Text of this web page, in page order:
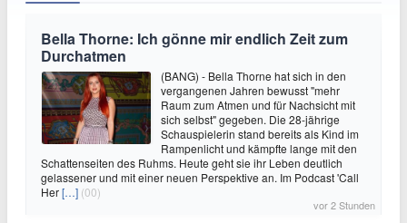
Bella Thorne: Ich gönne mir endlich Zeit zum
Durchatmen
(BANG) - Bella Thorne hat sich in den
vergangenen Jahren bewusst "mehr
Raum zum Atmen und für Nachsicht mit
sich selbst" gegeben. Die 28-jährige
Schauspielerin stand bereits als Kind im
Rampenlicht und kämpfte lange mit den
Schattenseiten des Ruhms. Heute geht sie ihr Leben deutlich
gelassener und mit einer neuen Perspektive an. Im Podcast 'Call
Her[…] (00)
vor 2 Stunden